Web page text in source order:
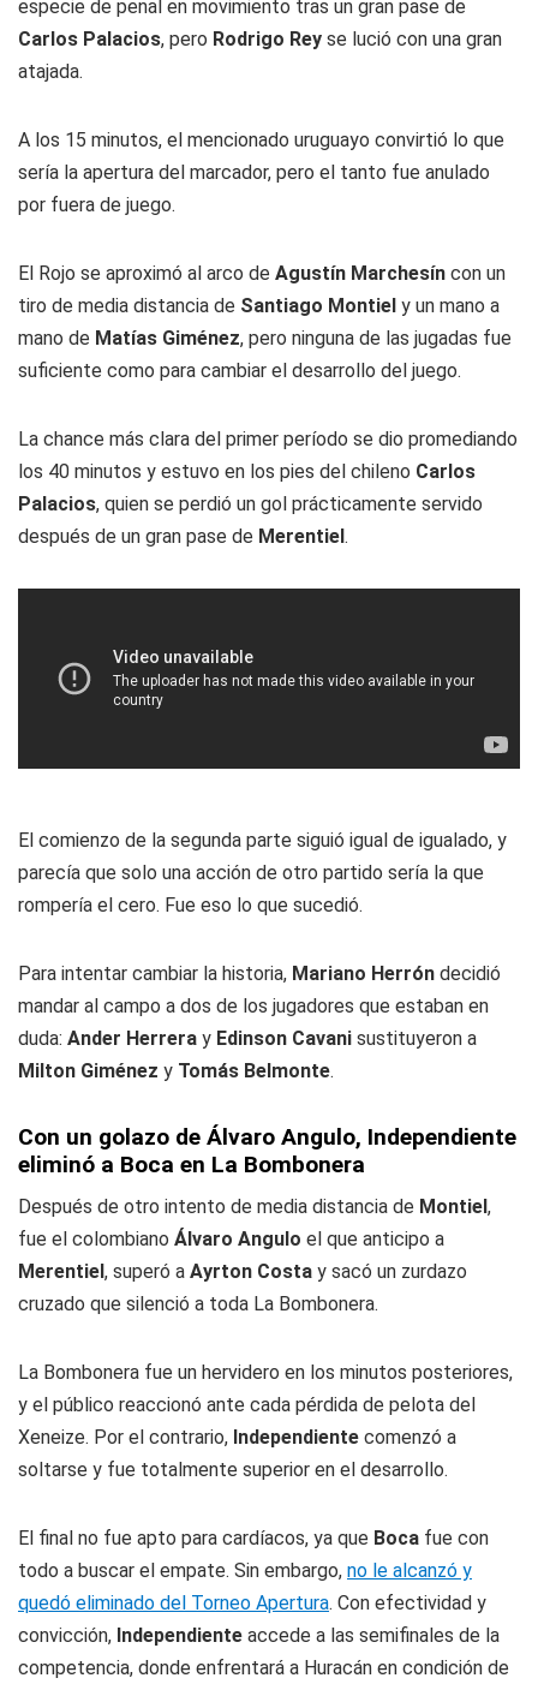
especie de penal en movimiento tras un gran pase de
Carlos Palacios, pero Rodrigo Rey se lució con una gran
atajada.
A los 15 minutos, el mencionado uruguayo convirtió lo que
sería la apertura del marcador, pero el tanto fue anulado
por fuera de juego.
El Rojo se aproximó al arco de Agustín Marchesín con un
tiro de media distancia de Santiago Montiel y un mano a
mano de Matías Giménez, pero ninguna de las jugadas fue
suficiente como para cambiar el desarrollo del juego.
La chance más clara del primer período se dio promediando
los 40 minutos y estuvo en los pies del chileno Carlos
Palacios, quien se perdió un gol prácticamente servido
después de un gran pase de Merentiel.
El comienzo de la segunda parte siguió igual de igualado, y
parecía que solo una acción de otro partido sería la que
rompería el cero. Fue eso lo que sucedió.
Para intentar cambiar la historia, Mariano Herrón decidió
mandar al campo a dos de los jugadores que estaban en
duda: Ander Herrera y Edinson Cavani sustituyeron a
Milton Giménez y Tomás Belmonte.
Con un golazo de Álvaro Angulo, Independiente
eliminó a Boca en La Bombonera
Después de otro intento de media distancia de Montiel,
fue el colombiano Álvaro Angulo el que anticipo a
Merentiel, superó a Ayrton Costa y sacó un zurdazo
cruzado que silenció a toda La Bombonera.
La Bombonera fue un hervidero en los minutos posteriores,
y el público reaccionó ante cada pérdida de pelota del
Xeneize. Por el contrario, Independiente comenzó a
soltarse y fue totalmente superior en el desarrollo.
El final no fue apto para cardíacos, ya que Boca fue con
todo a buscar el empate. Sin embargo, no le alcanzó y
quedó eliminado del Torneo Apertura. Con efectividad y
convicción, Independiente accede a las semifinales de la
competencia, donde enfrentará a Huracán en condición de